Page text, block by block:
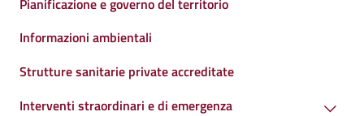
Informazioni ambientali
Strutture sanitarie private accreditate
Interventi straordinari e di emergenza